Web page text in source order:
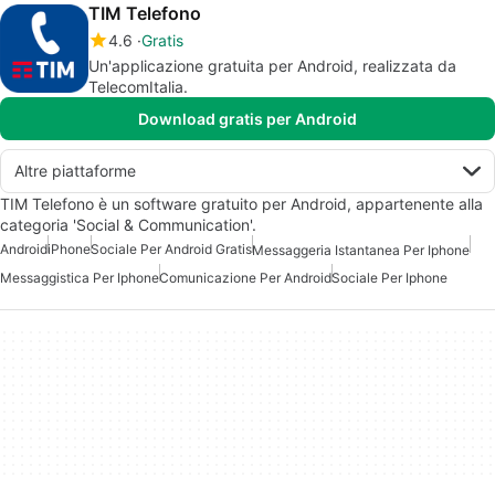
TIM Telefono
4.6 Gratis
Un'applicazione gratuita per Android, realizzata da
TelecomItalia.
Download gratis per Android
Altre piattaforme
TIM Telefono è un software gratuito per Android, appartenente alla
categoria 'Social & Communication'.
AndroidiPhoneSociale Per Android GratisMessaggeria Istantanea Per Iphone
Messaggistica Per IphoneComunicazione Per AndroidSociale Per Iphone